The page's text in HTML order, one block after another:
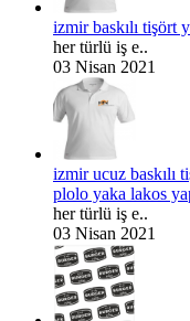
izmir baskılı tişört
her türlü iş e..
03 Nisan 2021
izmir ucuz baskılı
plolo yaka lakos
her türlü iş e..
03 Nisan 2021